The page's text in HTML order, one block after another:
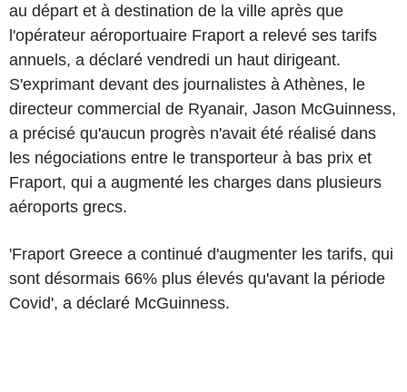
au départ et à destination de la ville après que
l'opérateur aéroportuaire Fraport a relevé ses tarifs
annuels, a déclaré vendredi un haut dirigeant.
S'exprimant devant des journalistes à Athènes, le
directeur commercial de Ryanair, Jason McGuinness,
a précisé qu'aucun progrès n'avait été réalisé dans
les négociations entre le transporteur à bas prix et
Fraport, qui a augmenté les charges dans plusieurs
aéroports grecs.
'Fraport Greece a continué d'augmenter les tarifs, qui
sont désormais 66% plus élevés qu'avant la période
Covid', a déclaré McGuinness.